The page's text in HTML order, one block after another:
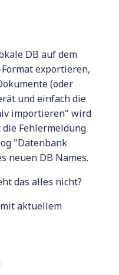
DB auf dem
exportieren,
(oder
und einfach die
importieren" wird
Fehlermeldung
"Datenbank
neuen DB Names.
das alles nicht?
aktuellem